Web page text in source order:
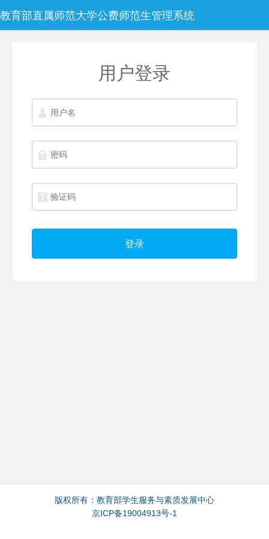
教育部直属师范大学公费师范生管理系统
用户登录
版权所有： 教育部学生服务与素质发展中心
京ICP备19004913号-1